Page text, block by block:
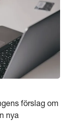
förslag om
nya